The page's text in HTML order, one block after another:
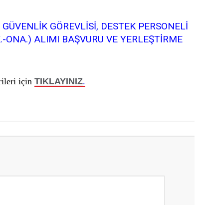
GÖREVLİSİ, DESTEK PERSONELİ
ONA.) ALIMI BAŞVURU VE YERLEŞTİRME
için TIKLAYINIZ.